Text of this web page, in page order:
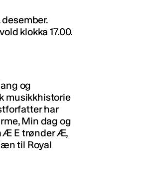
klokka 17.00.
og
musikkhistorie
har
Min dag og
Æ E trønder Æ,
til Royal